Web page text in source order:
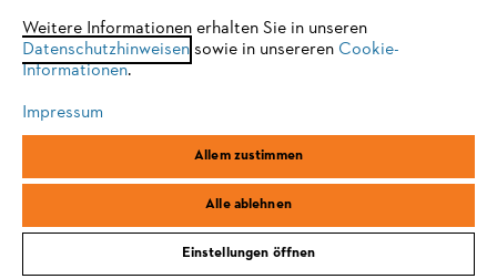
Allgemeine Geschäftsbedingungen
Impressum Cookies Rechtliche Informationen
STIHL Vertriebszentrale AG & Co. KG, D-64807 Dieburg
eine optimale Nutzung unserer Seite empfehlen wir Ihnen, zu
einem der folgenden Browser zu wechseln:
Firefox Chrome
Weitere Informationen erhalten Sie in unseren
Datenschutzhinweisensowie in unsereren Cookie-
Informationen.
Impressum
Allem zustimmen
Alle ablehnen
Einstellungen öffnen